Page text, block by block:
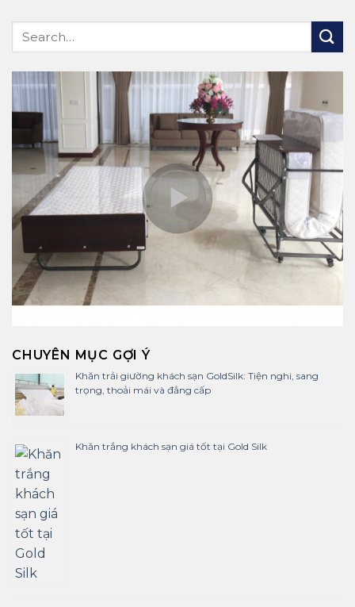
CHUYÊN MỤC GỢI Ý
Khăn trải giường khách sạn GoldSilk: Tiện nghi, sang
trọng, thoải mái và đẳng cấp
Khăn trắng khách sạn giá tốt tại Gold Silk